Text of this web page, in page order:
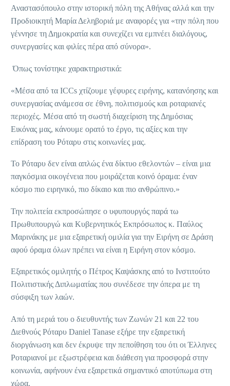
Αναστασόπουλο στην ιστορική πόλη της Αθήνας αλλά και την
Προδιοικητή Μαρία Δεληβοριά με αναφορές για «την πόλη που
γέννησε τη Δημοκρατία και συνεχίζει να εμπνέει διαλόγους,
συνεργασίες και φιλίες πέρα από σύνορα».
Όπως τονίστηκε χαρακτηριστικά:
«Μέσα από τα ICCs χτίζουμε γέφυρες ειρήνης, κατανόησης και
συνεργασίας ανάμεσα σε έθνη, πολιτισμούς και ροταριανές
περιοχές. Μέσα από τη σωστή διαχείριση της Δημόσιας
Εικόνας μας, κάνουμε ορατό το έργο, τις αξίες και την
επίδραση του Ρόταρυ στις κοινωνίες μας.
Το Ρόταρυ δεν είναι απλώς ένα δίκτυο εθελοντών – είναι μια
παγκόσμια οικογένεια που μοιράζεται κοινό όραμα: έναν
κόσμο πιο ειρηνικό, πιο δίκαιο και πιο ανθρώπινο.»
Την πολιτεία εκπροσώπησε ο υφυπουργός παρά τω
Πρωθυπουργώ και Κυβερνητικός Εκπρόσωπος κ. Παύλος
Μαρινάκης με μια εξαιρετική ομιλία για την Ειρήνη σε Δράση
αφού όραμα όλων πρέπει να είναι η Ειρήνη στον κόσμο.
Εξαιρετικός ομιλητής ο Πέτρος Καψάσκης από το Ινστιτούτο
Πολιτιστικής Διπλωματίας που συνέδεσε την όπερα με τη
σύσφιξη των λαών.
Από τη μεριά του ο διευθυντής των Ζωνών 21 και 22 του
Διεθνούς Ρόταρυ Daniel Tanase εξήρε την εξαιρετική
διοργάνωση και δεν έκρυψε την πεποίθηση του ότι οι Έλληνες
Ροταριανοί με εξωστρέφεια και διάθεση για προσφορά στην
κοινωνία, αφήνουν ένα εξαιρετικά σημαντικό αποτύπωμα στη
χώρα.